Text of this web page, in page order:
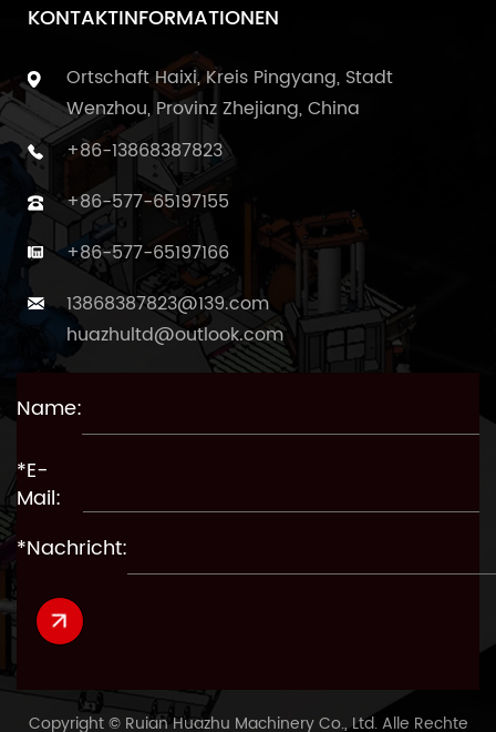
KONTAKTINFORMATIONEN
Ortschaft Haixi, Kreis Pingyang, Stadt
Wenzhou, Provinz Zhejiang, China
+86-13868387823
+86-577-65197155
+86-577-65197166
13868387823@139.com
huazhultd@outlook.com
Name:
*E-
Mail:
*Nachricht:
Copyright © Ruian Huazhu Machinery Co., Ltd. Alle Rechte